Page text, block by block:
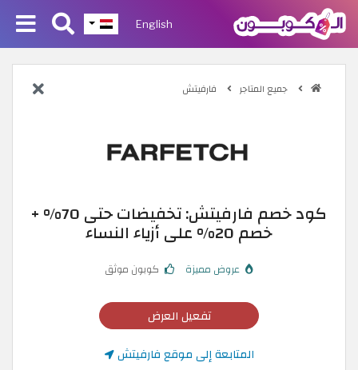
English
جميع المتاجر فارفيتش
كود خصم فارفيتش: تخفيضات حتى 70% +
خصم 20% على أزياء النساء
عروض مميزة كوبون موثق
تفعيل العرض
المتابعة إلى موقع فارفيتش